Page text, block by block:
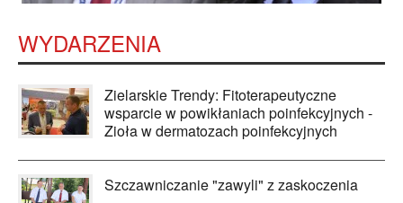
WYDARZENIA
Zielarskie Trendy: Fitoterapeutyczne
wsparcie w powikłaniach poinfekcyjnych -
Zioła w dermatozach poinfekcyjnych
Szczawniczanie "zawyli" z zaskoczenia